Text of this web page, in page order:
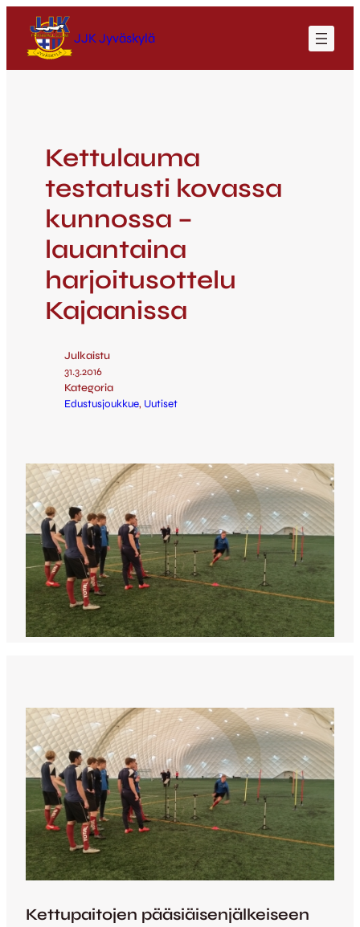
JJK Jyväskylä
Kettulauma
testatusti kovassa
kunnossa –
lauantaina
harjoitusottelu
Kajaanissa
Julkaistu
31.3.2016
Kategoria
Edustusjoukkue, Uutiset
Kettupaitojen pääsiäisenjälkeiseen